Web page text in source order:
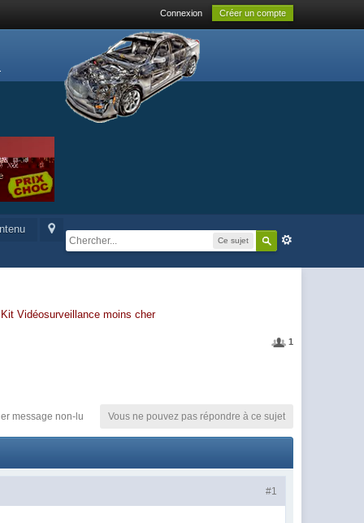
Connexion Créer un compte
Ce sujet
Kit Vidéosurveillance moins cher
1
Vous ne pouvez pas répondre à ce sujet
message non-lu
#1